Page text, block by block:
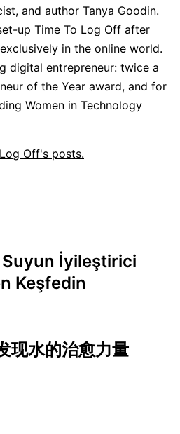
and author Tanya Goodin.
up Time To Log Off after
in the online world.
digital entrepreneur: twice a
of the Year award, and for
Women in Technology
Off's posts.
İyileştirici
Keşfedin
现水的治愈力量